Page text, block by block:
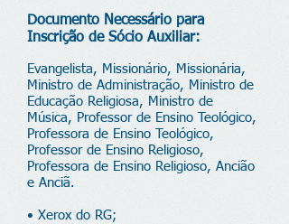
Documento Necessário para
Inscrição de Sócio Auxiliar:
Evangelista, Missionário, Missionária,
Ministro de Administração, Ministro de
Educação Religiosa, Ministro de
Música, Professor de Ensino Teológico,
Professora de Ensino Teológico,
Professor de Ensino Religioso,
Professora de Ensino Religioso, Ancião
e Anciã.
• Xerox do RG;